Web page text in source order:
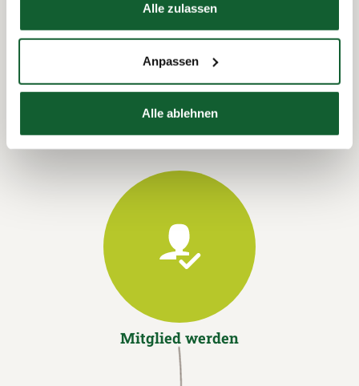
Alle zulassen
Anpassen
Alle ablehnen
Termin vereinbaren
Mitglied werden